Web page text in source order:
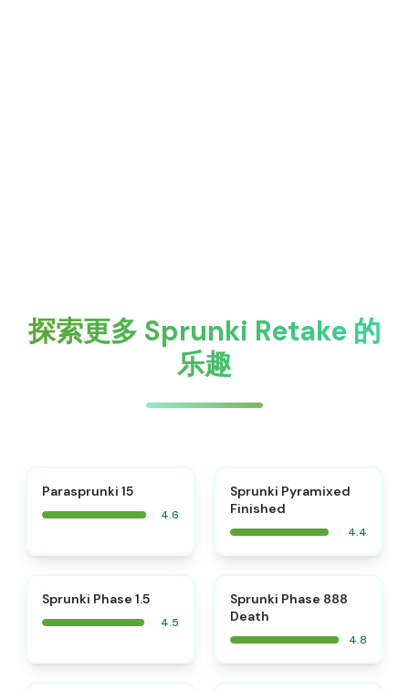
探索更多 Sprunki Retake 的
乐趣
Parasprunki 15
4.6
Sprunki Pyramixed
Finished
4.4
Sprunki Phase 1.5
4.5
Sprunki Phase 888
Death
4.8